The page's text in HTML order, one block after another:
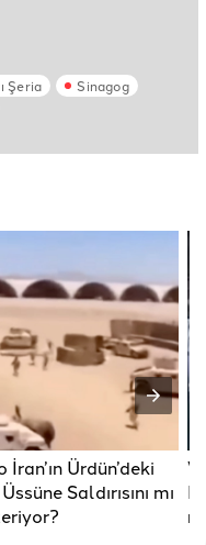
Şeria
Sinagog
İran’ın Ürdün’deki
Saldırısını mı